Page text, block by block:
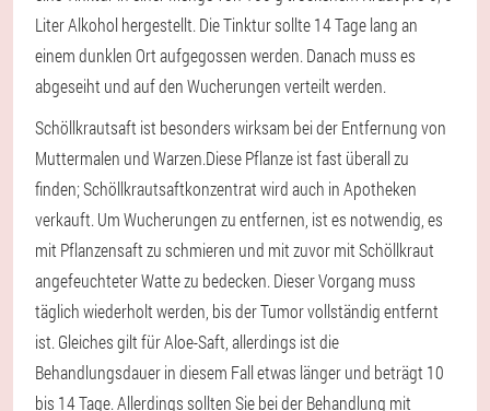
Liter Alkohol hergestellt. Die Tinktur sollte 14 Tage lang an
einem dunklen Ort aufgegossen werden. Danach muss es
abgeseiht und auf den Wucherungen verteilt werden.
Schöllkrautsaft ist besonders wirksam bei der Entfernung von
Muttermalen und Warzen.Diese Pflanze ist fast überall zu
finden; Schöllkrautsaftkonzentrat wird auch in Apotheken
verkauft. Um Wucherungen zu entfernen, ist es notwendig, es
mit Pflanzensaft zu schmieren und mit zuvor mit Schöllkraut
angefeuchteter Watte zu bedecken. Dieser Vorgang muss
täglich wiederholt werden, bis der Tumor vollständig entfernt
ist. Gleiches gilt für Aloe-Saft, allerdings ist die
Behandlungsdauer in diesem Fall etwas länger und beträgt 10
bis 14 Tage. Allerdings sollten Sie bei der Behandlung mit